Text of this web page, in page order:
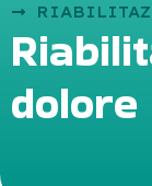
dolore